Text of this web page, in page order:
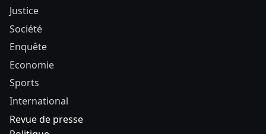
Justice
Société
Enquête
Economie
Sports
International
Revue de presse